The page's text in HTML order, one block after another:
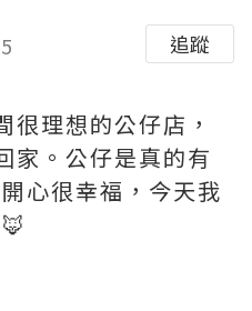
追蹤
很理想的公仔店，
家。公仔是真的有
心很幸福，今天我